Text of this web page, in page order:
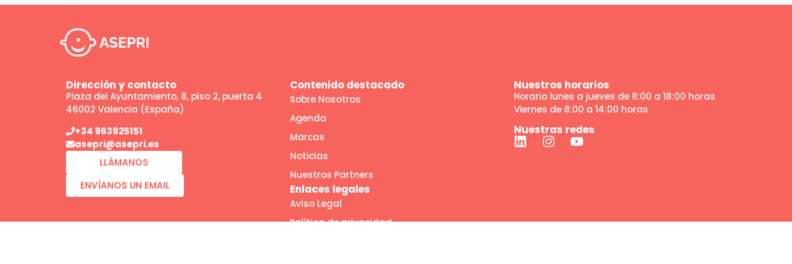
Dirección y contacto
Plaza del Ayuntamiento, 8, piso 2, puerta 4
46002 Valencia (España)
+34 963925151
asepri@asepri.es
LLÁMANOS
ENVÍANOS UN EMAIL
Contenido destacado
Sobre Nosotros
Agenda
Marcas
Noticias
Nuestros Partners
Enlaces legales
Aviso Legal
Política de privacidad
Nuestros horarios
Horario lunes a jueves de 8:00 a 18:00 horas
Viernes de 8:00 a 14:00 horas
Nuestras redes